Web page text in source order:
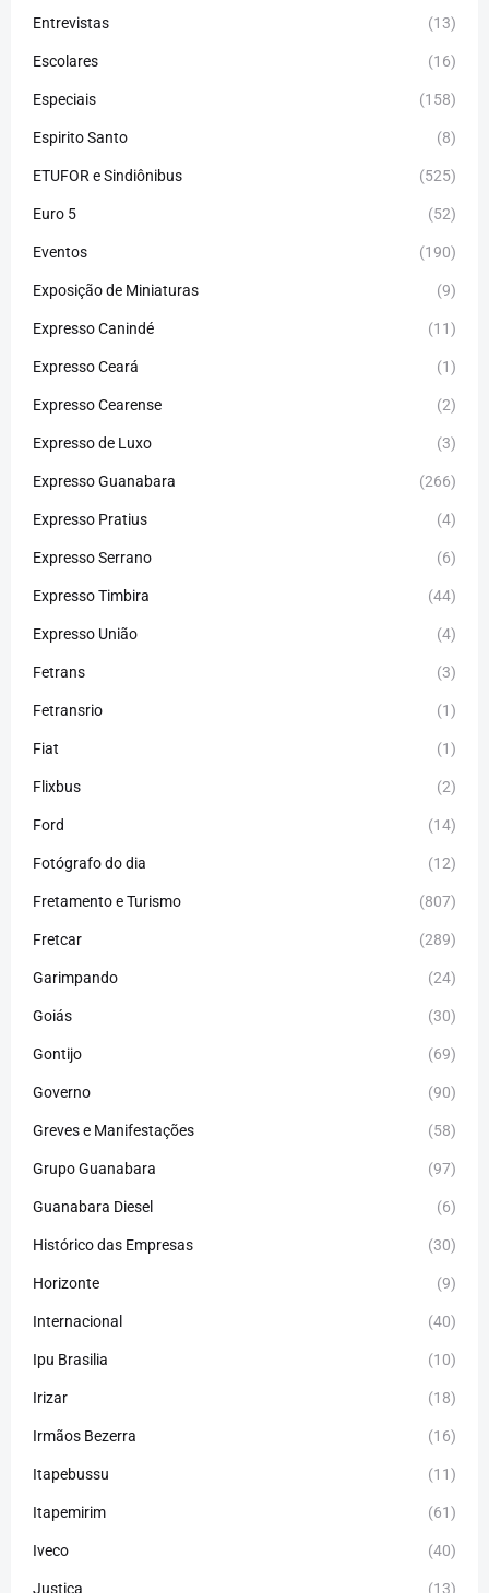
Entrevistas (13)
Escolares (16)
Especiais (158)
Espirito Santo (8)
ETUFOR e Sindiônibus (525)
Euro 5 (52)
Eventos (190)
Exposição de Miniaturas (9)
Expresso Canindé (11)
Expresso Ceará (1)
Expresso Cearense (2)
Expresso de Luxo (3)
Expresso Guanabara (266)
Expresso Pratius (4)
Expresso Serrano (6)
Expresso Timbira (44)
Expresso União (4)
Fetrans (3)
Fetransrio (1)
Fiat (1)
Flixbus (2)
Ford (14)
Fotógrafo do dia (12)
Fretamento e Turismo (807)
Fretcar (289)
Garimpando (24)
Goiás (30)
Gontijo (69)
Governo (90)
Greves e Manifestações (58)
Grupo Guanabara (97)
Guanabara Diesel (6)
Histórico das Empresas (30)
Horizonte (9)
Internacional (40)
Ipu Brasilia (10)
Irizar (18)
Irmãos Bezerra (16)
Itapebussu (11)
Itapemirim (61)
Iveco (40)
Justiça (13)